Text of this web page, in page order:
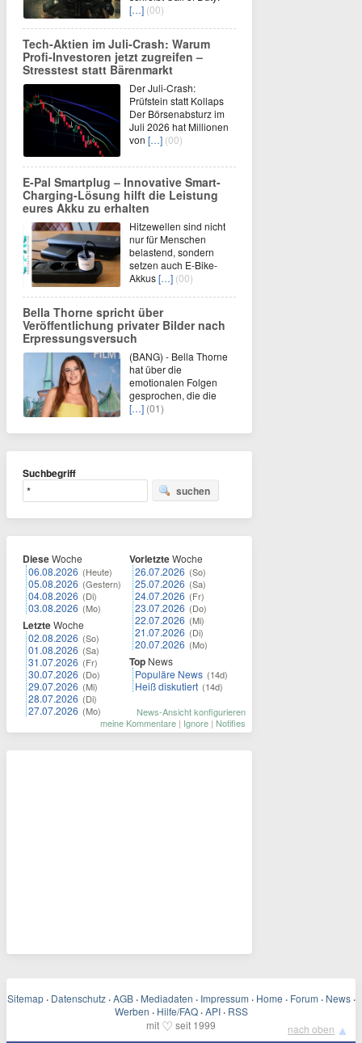
[…] (00)
Tech-Aktien im Juli-Crash: Warum
Profi-Investoren jetzt zugreifen –
Stresstest statt Bärenmarkt
Der Juli-Crash:
Prüfstein statt Kollaps
Der Börsenabsturz im
Juli 2026 hat Millionen
von […] (00)
E-Pal Smartplug – Innovative Smart-
Charging-Lösung hilft die Leistung
eures Akku zu erhalten
Hitzewellen sind nicht
nur für Menschen
belastend, sondern
setzen auch E-Bike-
Akkus[…] (00)
Bella Thorne spricht über
Veröffentlichung privater Bilder nach
Erpressungsversuch
(BANG) - Bella Thorne
hat über die
emotionalen Folgen
gesprochen, die die
[…] (01)
Suchbegriff
suchen
DieseWoche
06.08.2026 (Heute)
05.08.2026 (Gestern)
04.08.2026 (Di)
03.08.2026 (Mo)
LetzteWoche
02.08.2026 (So)
01.08.2026 (Sa)
31.07.2026 (Fr)
30.07.2026 (Do)
29.07.2026 (Mi)
28.07.2026 (Di)
27.07.2026 (Mo)
VorletzteWoche
26.07.2026 (So)
25.07.2026 (Sa)
24.07.2026 (Fr)
23.07.2026 (Do)
22.07.2026 (Mi)
21.07.2026 (Di)
20.07.2026 (Mo)
Top News
Populäre News (14d)
Heiß diskutiert (14d)
News-Ansicht konfigurieren
meine Kommentare | Ignore | Notifies
Sitemap · Datenschutz · AGB · Mediadaten · Impressum · Home · Forum · News ·
Werben · Hilfe/FAQ · API · RSS
mit ♡ seit 1999 nach oben ▲